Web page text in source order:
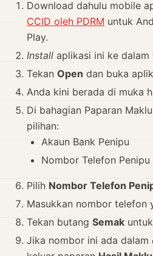
Download dahulu mobile
CCID oleh PDRM untuk
Play.
Install aplikasi ini ke
Tekan Open dan buka
Anda kini berada di muka
Di bahagian Paparan
pilihan:
Akaun Bank Penipu
Nombor Telefon Penipu
Pilih Nombor Telefon
Masukkan nombor telefon
Tekan butang Semak
Jika nombor ini ada dalam